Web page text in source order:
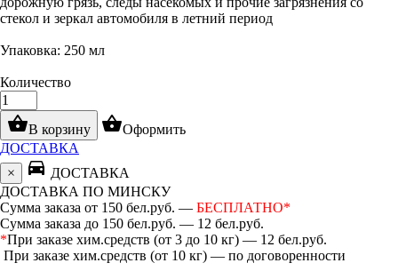
стекол и зеркал автомобиля в летний период
Упаковка: 250 мл
Количество
shopping_basketВ корзину shopping_basketОформить
ДОСТАВКА
×
directions_car ДОСТАВКА
ДОСТАВКА ПО МИНСКУ
Сумма заказа от 150 бел.руб. — БЕСПЛАТНО*
Сумма заказа до 150 бел.руб. — 12 бел.руб.
*При заказе хим.средств (от 3 до 10 кг) — 12 бел.руб.
При заказе хим.средств (от 10 кг) — по договоренности